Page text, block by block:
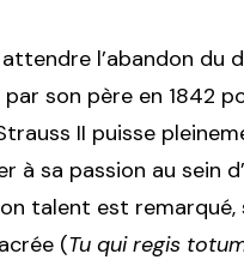
l’abandon du
son père en 1842
II puisse
à sa passion au sein
talent est remarqué,
(Tu qui regis